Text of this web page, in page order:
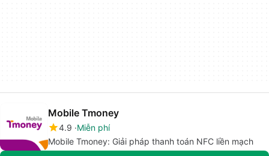
Mobile Tmoney
4.9 Miễn phí
Mobile Tmoney: Giải pháp thanh toán NFC liền mạch